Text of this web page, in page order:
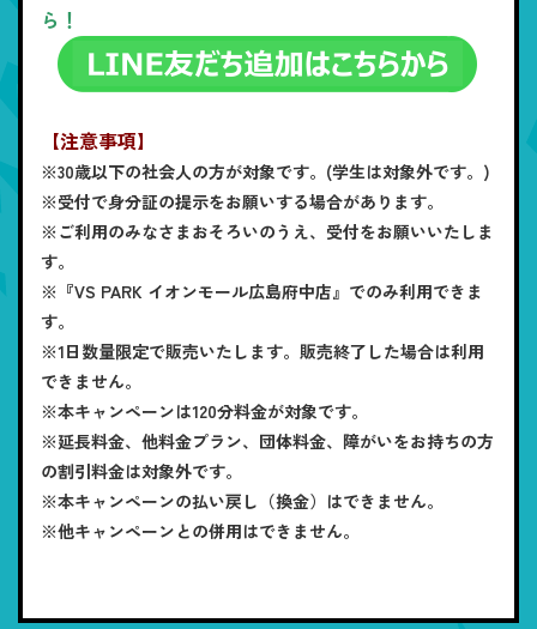
ら！
【注意事項】
※30歳以下の社会人の方が対象です。(学生は対象外です。)
※受付で身分証の提示をお願いする場合があります。
※ご利用のみなさまおそろいのうえ、受付をお願いいたしま
す。
※『VS PARK イオンモール広島府中店』でのみ利用できま
す。
※1日数量限定で販売いたします。販売終了した場合は利用
できません。
※本キャンペーンは120分料金が対象です。
※延長料金、他料金プラン、団体料金、障がいをお持ちの方
の割引料金は対象外です。
※本キャンペーンの払い戻し（換金）はできません。
※他キャンペーンとの併用はできません。